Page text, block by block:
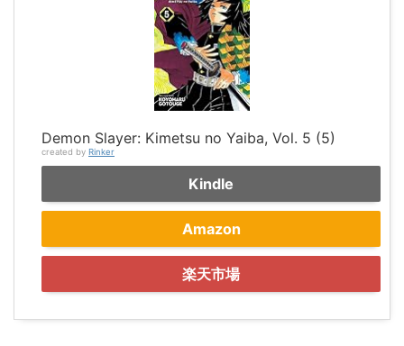
Demon Slayer: Kimetsu no Yaiba, Vol. 5 (5)
created by Rinker
Kindle
Amazon
楽天市場